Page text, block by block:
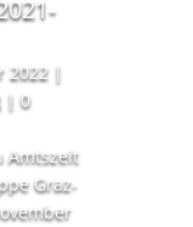
2022 |
| 0
Amtszeit
Graz-